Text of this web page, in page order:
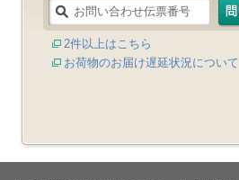
2件以上はこちら
お荷物のお届け遅延状況について